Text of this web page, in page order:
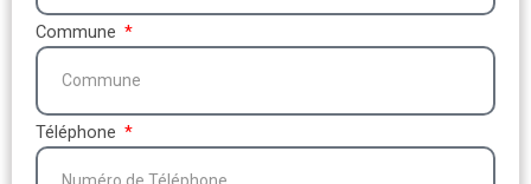
Commune
Téléphone